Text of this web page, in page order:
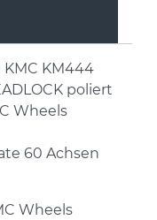
KMC KM444
poliert
Wheels
60 Achsen
Wheels